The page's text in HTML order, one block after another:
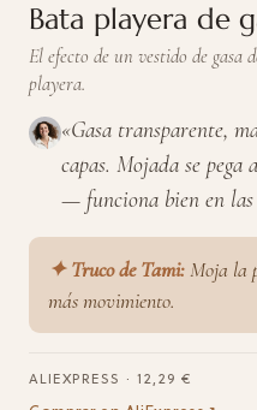
Bata playera de
El efecto de un vestido de gasa
playera.
«Gasa transparente,
capas. Mojada se
— funciona bien en las
✦ Truco de Tami:Moja la
más movimiento.
ALIEXPRESS · 12,29 €